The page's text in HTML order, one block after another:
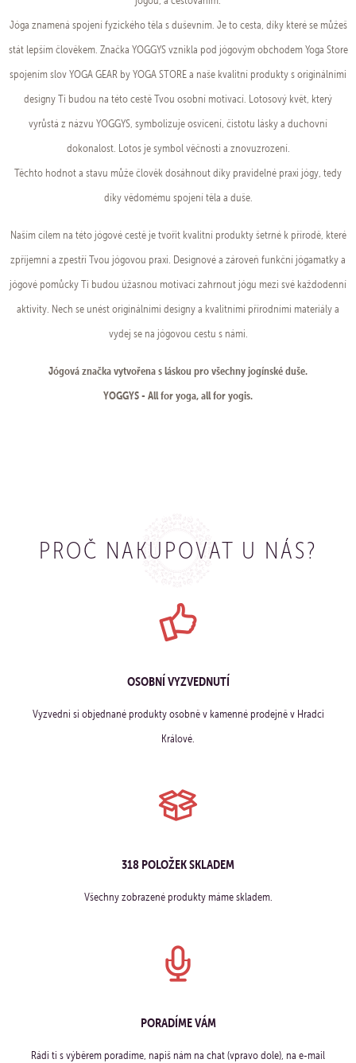
Jóga znamená spojení fyzického těla s duševním. Je to cesta, díky které se můžeš
stát lepším člověkem. Značka YOGGYS vznikla pod jógovým obchodem Yoga Store
spojením slov YOGA GEAR by YOGA STORE a naše kvalitní produkty s originálními
designy Ti budou na této cestě Tvou osobní motivací. Lotosový květ, který
vyrůstá z názvu YOGGYS, symbolizuje osvícení, čistotu lásky a duchovní
dokonalost. Lotos je symbol věčnosti a znovuzrození.
Těchto hodnot a stavu může člověk dosáhnout díky pravidelné praxi jógy, tedy
díky vědomému spojení těla a duše.
Naším cílem na této jógové cestě je tvořit kvalitní produkty šetrné k přírodě, které
zpříjemní a zpestří Tvou jógovou praxi. Designové a zároveň funkční jógamatky a
jógové pomůcky Ti budou úžasnou motivací zahrnout jógu mezi své každodenní
aktivity. Nech se unést originálními designy a kvalitními přírodními materiály a
vydej se na jógovou cestu s námi.
Jógová značka vytvořena s láskou pro všechny jogínské duše.
YOGGYS - All for yoga, all for yogis.
PROČ NAKUPOVAT U NÁS?
OSOBNÍ VYZVEDNUTÍ
Vyzvedni si objednané produkty osobně v kamenné prodejně v Hradci
Králové.
318 POLOŽEK SKLADEM
Všechny zobrazené produkty máme skladem.
PORADÍME VÁM
Rádi ti s výběrem poradíme, napiš nám na chat (vpravo dole), na e-mail